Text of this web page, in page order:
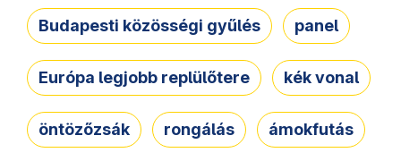
Budapesti közösségi gyűlés panel
Európa legjobb replülőtere kék vonal
öntözőzsák rongálás ámokfutás